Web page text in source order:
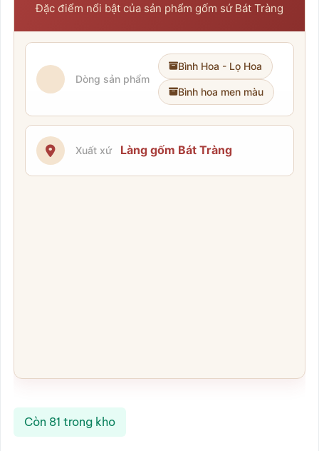
Đặc điểm nổi bật của sản phẩm gốm sứ Bát Tràng
Dòng sản phẩm
Bình Hoa - Lọ Hoa
Bình hoa men màu
Xuất xứ Làng gốm Bát Tràng
Còn 81 trong kho